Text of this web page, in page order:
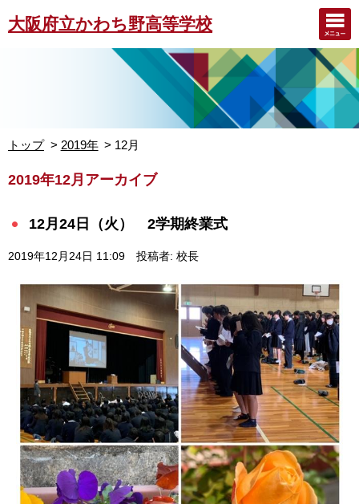
大阪府立かわち野高等学校
トップ 2019年 12月
2019年12月アーカイブ
12月24日（火） 2学期終業式
2019年12月24日 11:09 投稿者: 校長